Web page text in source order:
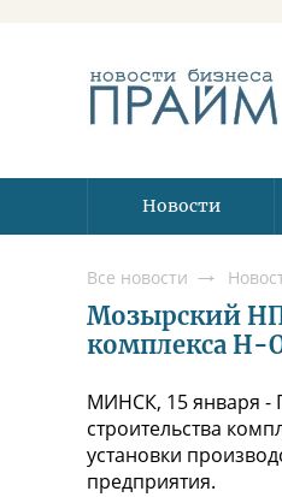
Новости
Все новости
Мозырский
комплекса H-
МИНСК, 15 января -
строительства
установки
предприятия.